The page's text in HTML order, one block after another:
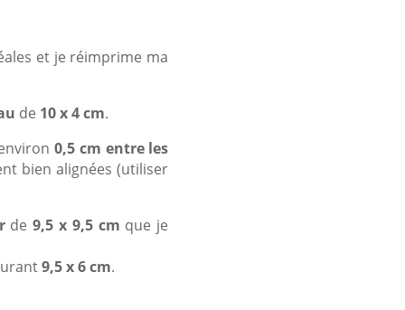
et je réimprime ma
de 10 x 4 cm.
0,5 cm entre les
bien alignées (utiliser
de9,5 x 9,5 cm que je
9,5 x 6 cm.